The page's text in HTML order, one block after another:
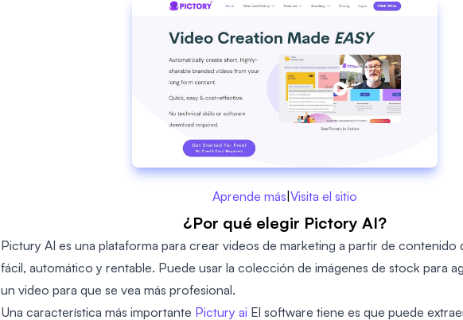
Aprende más|Visita el sitio
¿Por qué elegir Pictory AI?
Pictury AI es una plataforma para crear videos de marketing a partir de contenido
fácil, automático y rentable. Puede usar la colección de imágenes de stock para
un video para que se vea más profesional.
Una característica más importante Pictury ai El software tiene es que puede